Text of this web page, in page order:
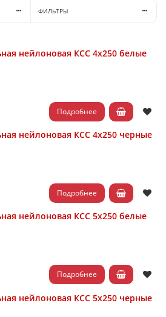
ФИЛЬТРЫ
нейлоновая КСС 4х250 белые
Подробнее
нейлоновая КСС 4х250 черные
Подробнее
нейлоновая КСС 5х250 белые
Подробнее
нейлоновая КСС 5х250 черные